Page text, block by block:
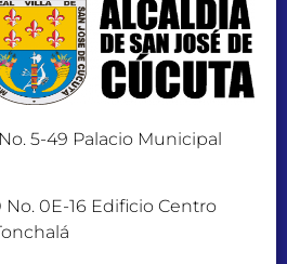
No. 5-49 Palacio Municipal
No. 0E-16 Edificio Centro